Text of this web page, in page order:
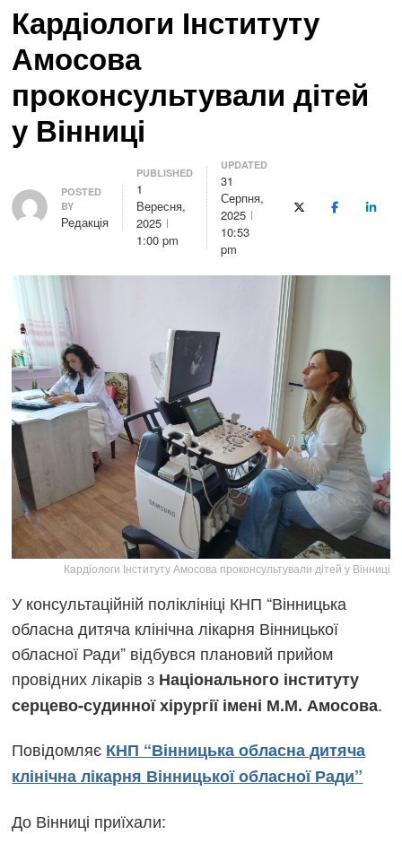
Кардіологи Інституту
Амосова
проконсультували дітей
у Вінниці
Author
POSTED
BY
Редакція
PUBLISHED
1
Вересня,
2025
1:00 pm
UPDATED
31
Серпня,
2025
10:53
pm
X (Twitter)Facebook
Кардіологи Інституту Амосова проконсультували дітей у Вінниці
У консультаційній поліклініці КНП “Вінницька
обласна дитяча клінічна лікарня Вінницької
обласної Ради” відбувся плановий прийом
провідних лікарів з Національного інституту
серцево-судинної хірургії імені М.М. Амосова.
Повідомляє КНП “Вінницька обласна дитяча
клінічна лікарня Вінницької обласної Ради”
До Вінниці приїхали: